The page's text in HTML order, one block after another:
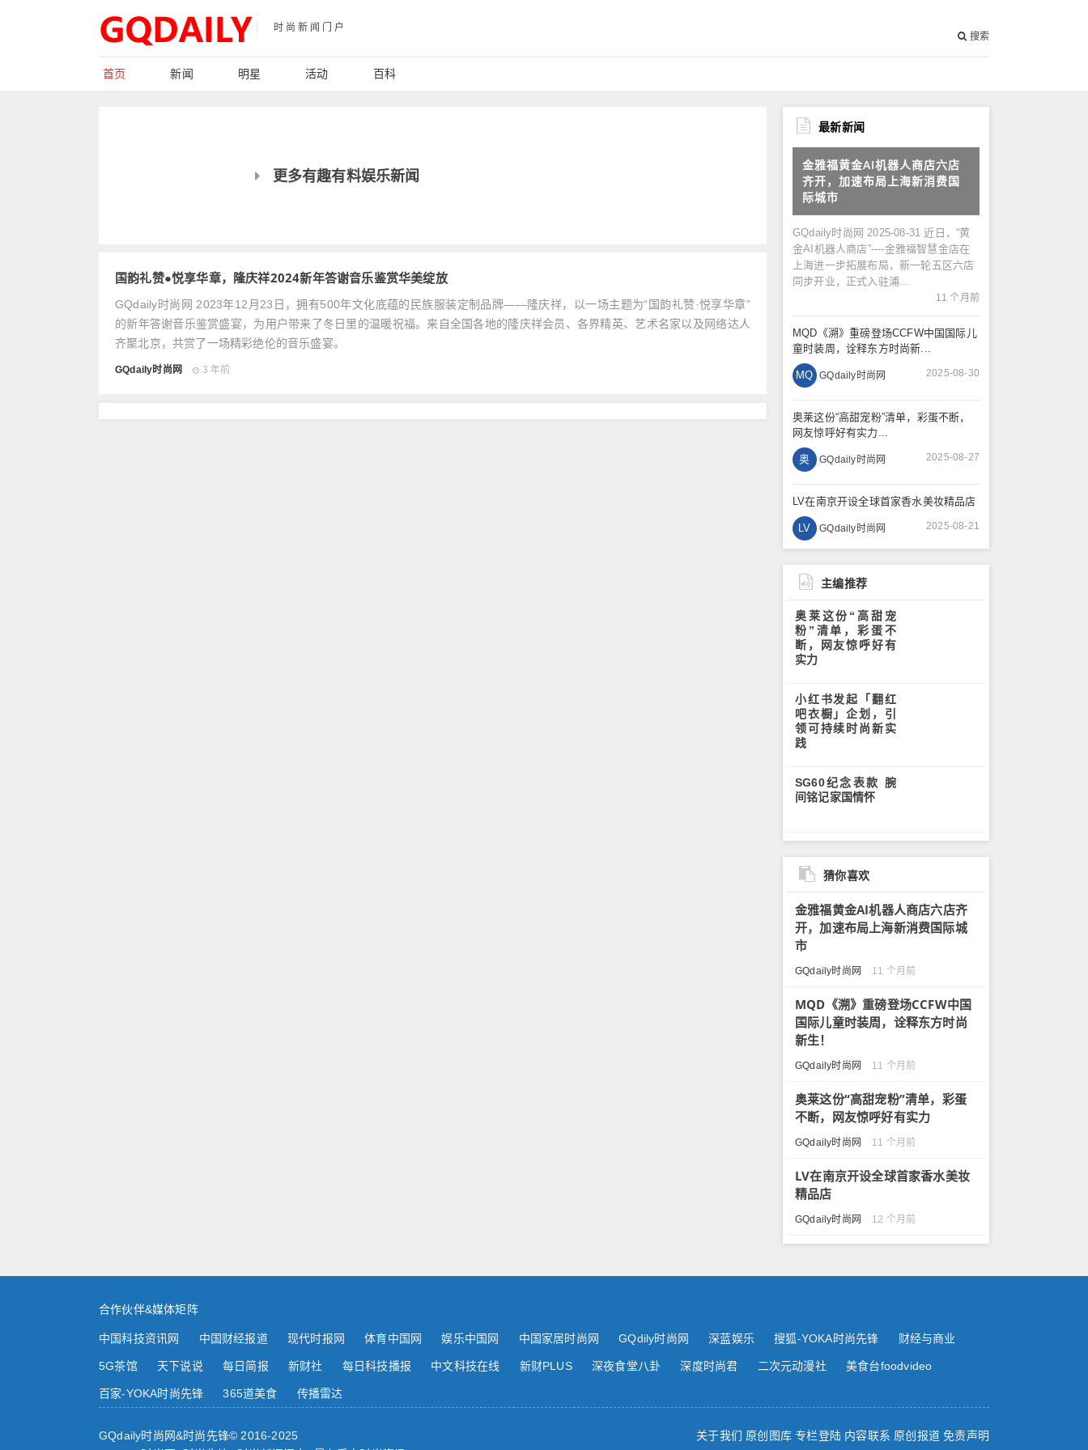
时尚新闻门户
搜索
首页 新闻 明星 活动 百科
更多有趣有料娱乐新闻
国韵礼赞●悦享华章，隆庆祥2024新年答谢音乐鉴赏华美绽放
GQdaily时尚网 2023年12月23日，拥有500年文化底蕴的民族服装定制品牌——隆庆祥，以一场主题为“国韵礼赞·悦享华章”
的新年答谢音乐鉴赏盛宴，为用户带来了冬日里的温暖祝福。来自全国各地的隆庆祥会员、各界精英、艺术名家以及网络达人
齐聚北京，共赏了一场精彩绝伦的音乐盛宴。
GQdaily时尚网 3 年前
最新新闻
金雅福黄金AI机器人商店六店
齐开，加速布局上海新消费国
际城市
GQdaily时尚网 2025-08-31 近日，“黄
金AI机器人商店”----金雅福智慧金店在
上海进一步拓展布局，新一轮五区六店
同步开业，正式入驻浦...
11 个月前
MQD《溯》重磅登场CCFW中国国际儿
童时装周，诠释东方时尚新...
MQ GQdaily时尚网 2025-08-30
奥莱这份“高甜宠粉”清单，彩蛋不断，
网友惊呼好有实力...
奥 GQdaily时尚网 2025-08-27
LV在南京开设全球首家香水美妆精品店
LV GQdaily时尚网 2025-08-21
主编推荐
奥莱这份“高甜宠
粉”清单，彩蛋不
断，网友惊呼好有
实力
小红书发起「翻红
吧衣橱」企划，引
领可持续时尚新实
践
SG60纪念表款 腕
间铭记家国情怀
猜你喜欢
金雅福黄金AI机器人商店六店齐
开，加速布局上海新消费国际城
市
GQdaily时尚网 11 个月前
MQD《溯》重磅登场CCFW中国
国际儿童时装周，诠释东方时尚
新生！
GQdaily时尚网 11 个月前
奥莱这份“高甜宠粉”清单，彩蛋
不断，网友惊呼好有实力
GQdaily时尚网 11 个月前
LV在南京开设全球首家香水美妆
精品店
GQdaily时尚网 12 个月前
合作伙伴&媒体矩阵
中国科技资讯网 中国财经报道 现代时报网 体育中国网 娱乐中国网 中国家居时尚网 GQdily时尚网 深蓝娱乐 搜狐-YOKA时尚先锋 财经与商业
5G茶馆 天下说说 每日简报 新财社 每日科技播报 中文科技在线 新财PLUS 深夜食堂八卦 深度时尚君 二次元动漫社 美食台foodvideo
百家-YOKA时尚先锋 365道美食 传播雷达
GQdaily时尚网&时尚先锋© 2016-2025 关于我们 原创图库 专栏登陆 内容联系 原创报道 免责声明